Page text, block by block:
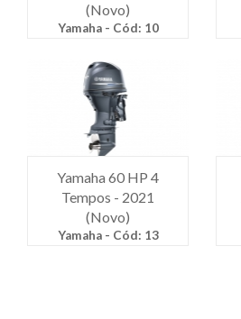
(Novo)
Yamaha - Cód: 10
Yamaha 60 HP 4
Tempos - 2021
(Novo)
Yamaha - Cód: 13